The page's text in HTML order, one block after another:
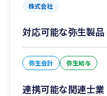
株式会社
対応可能な弥生製品
弥生会計 弥生給与
連携可能な関連士業